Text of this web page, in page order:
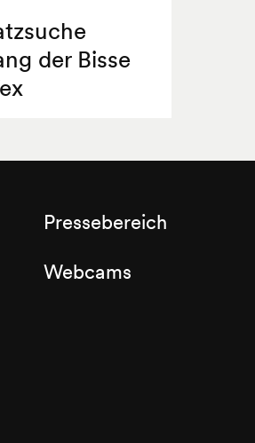
der Bisse
Pressebereich
Webcams